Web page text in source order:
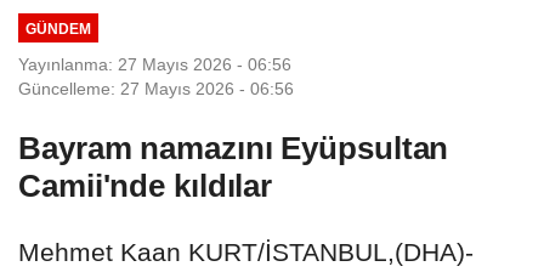
GÜNDEM
Yayınlanma: 27 Mayıs 2026 - 06:56
Güncelleme: 27 Mayıs 2026 - 06:56
Bayram namazını Eyüpsultan
Camii'nde kıldılar
Mehmet Kaan KURT/İSTANBUL,(DHA)-